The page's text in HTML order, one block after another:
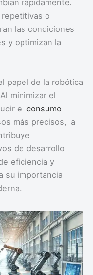
rápidamente.
repetitivas o
las condiciones
y optimizan la
papel de la robótica
minimizar el
el consumo
más precisos, la
de desarrollo
eficiencia y
su importancia